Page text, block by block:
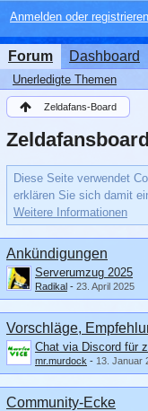
Anmelden oder registrieren
Forum Dashboard
Unerledigte Themen
Zeldafans-Board
Zeldafansboard
Diese Seite verwendet
erklären Sie sich damit
Weitere Informationen
Ankündigungen
Serverumzug 2025
Radikal - 23. April 2025
Vorschläge,
Chat via Discord für
mr.murdock - 13. Januar
Community-Ecke